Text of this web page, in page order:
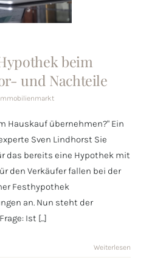
Die
und
beim
und Nachteile
Hauskauf übernehmen?" Ein
Sven Lindhorst Sie
das bereits eine Hypothek mit
den Verkäufer fallen bei der
Festhypothek
an. Nun steht der
Ist [...]
Weiterlesen